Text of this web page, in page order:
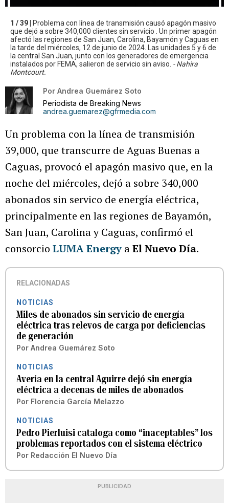
1 / 39 |
Problema con línea de transmisión causó apagón masivo
que dejó a sobre 340,000 clientes sin servicio . Un primer apagón
afectó las regiones de San Juan, Carolina, Bayamón y Caguas en
la tarde del miércoles, 12 de junio de 2024. Las unidades 5 y 6 de
la central San Juan, junto con los generadores de emergencia
instalados por FEMA, salieron de servicio sin aviso. - Nahira
Montcourt.
Por Andrea Guemárez Soto
Periodista de Breaking News
andrea.guemarez@gfrmedia.com
Un problema con la línea de transmisión
39,000, que transcurre de Aguas Buenas a
Caguas, provocó el apagón masivo que, en la
noche del miércoles, dejó a sobre 340,000
abonados sin servico de energía eléctrica,
principalmente en las regiones de Bayamón,
San Juan, Carolina y Caguas, confirmó el
consorcio LUMA Energy aEl Nuevo Día.
RELACIONADAS
NOTICIAS
Miles de abonados sin servicio de energía
eléctrica tras relevos de carga por deficiencias
de generación
Por Andrea Guemárez Soto
NOTICIAS
Avería en la central Aguirre dejó sin energía
eléctrica a decenas de miles de abonados
Por Florencia García Melazzo
NOTICIAS
Pedro Pierluisi cataloga como “inaceptables” los
problemas reportados con el sistema eléctrico
Por Redacción El Nuevo Día
PUBLICIDAD